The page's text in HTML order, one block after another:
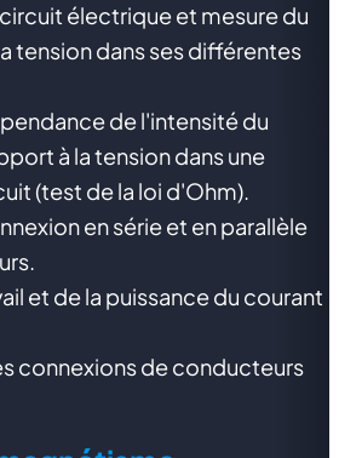
électrique et mesure du
tension dans ses différentes
de l'intensité du
à la tension dans une
(test de la loi d'Ohm).
en série et en parallèle
et de la puissance du courant
connexions de conducteurs